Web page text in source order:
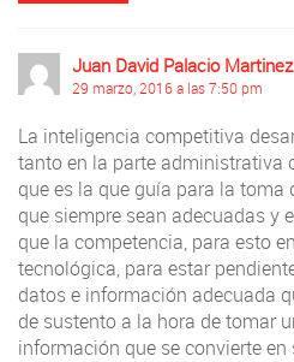
Juan David Palacio Martinez
29 marzo, 2016 a las 7:50 pm
La inteligencia competitiva
tanto en la parte administrativa
que es la que guía para la toma
que siempre sean adecuadas y
que la competencia, para esto
tecnológica, para estar
datos e información adecuada
de sustento a la hora de tomar
información que se convierte